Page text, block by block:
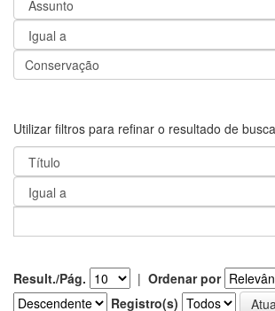
Utilizar filtros para refinar o resultado de
Result./Pág. | Ordenar por
Registro(s)